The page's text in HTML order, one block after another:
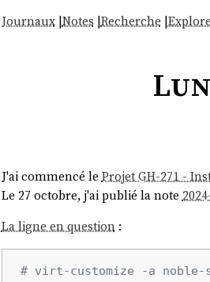
Journaux|Notes |Recherche |
J'ai commencé le Projet GH-271 -
Le 27 octobre, j'ai publié la note
La ligne en question:
# virt-customize -a noble-